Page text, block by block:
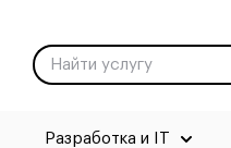
Разработка и IT